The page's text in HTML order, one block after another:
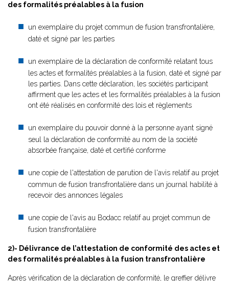
des formalités préalables à la fusion
un exemplaire du projet commun de fusion transfrontalière,
daté et signé par les parties
un exemplaire de la déclaration de conformité relatant tous
les actes et formalités préalables à la fusion, daté et signé par
les parties. Dans cette déclaration, les sociétés participant
affirment que les actes et les formalités préalables à la fusion
ont été réalisés en conformité des lois et règlements
un exemplaire du pouvoir donné à la personne ayant signé
seul la déclaration de conformité au nom de la société
absorbée française, daté et certifié conforme
une copie de l'attestation de parution de l'avis relatif au projet
commun de fusion transfrontalière dans un journal habilité à
recevoir des annonces légales
une copie de l'avis au Bodacc relatif au projet commun de
fusion transfrontalière
2)- Délivrance de l’attestation de conformité des actes et
des formalités préalables à la fusion transfrontalière
Après vérification de la déclaration de conformité, le greffier délivre